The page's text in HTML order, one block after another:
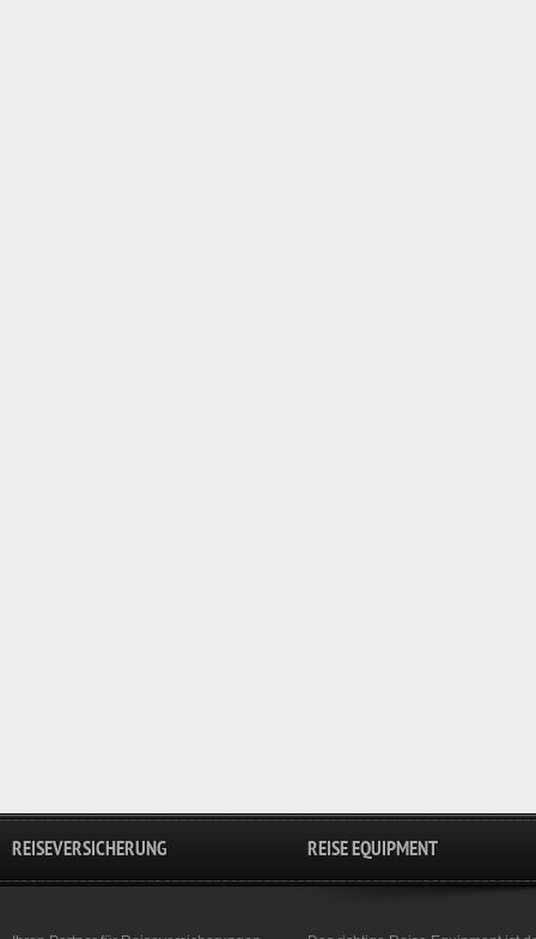
REISEVERSICHERUNG REISE EQUIPMENT